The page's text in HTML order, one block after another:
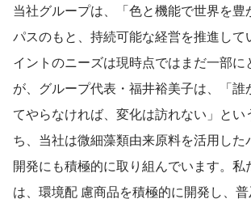
当社グループは、「色と機能で世界を豊
パスのもと、持続可能な経営を推進して
イントのニーズは現時点ではまだ一部に
が、グループ代表・福井裕美子は、「誰
てやらなければ、変化は訪れない」とい
ち、当社は微細藻類由来原料を活用し
開発にも積極的に取り組んでいます。私
は、環境配 慮商品を積極的に開発し、